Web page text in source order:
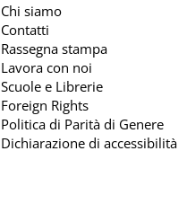
Chi siamo
Contatti
Rassegna stampa
Lavora con noi
Scuole e Librerie
Foreign Rights
Politica di Parità di Genere
Dichiarazione di accessibilità